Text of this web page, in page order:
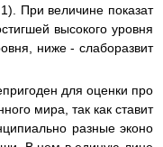
При величине показат
высокого уровня
ниже - слаборазвит
для оценки про
мира, так как ставит
разные эконо